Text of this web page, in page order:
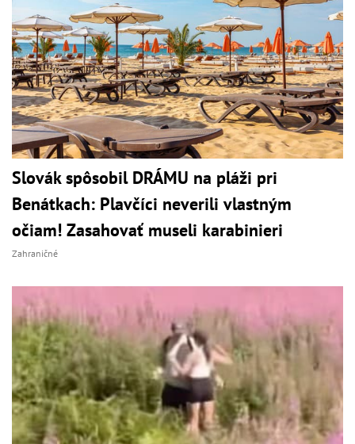
Slovák spôsobil DRÁMU na pláži pri
Benátkach: Plavčíci neverili vlastným
očiam! Zasahovať museli karabinieri
Zahraničné